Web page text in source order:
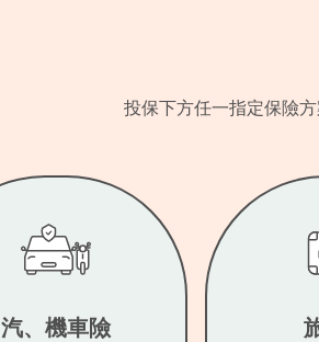
投保下方任一指定保險
汽、機車險